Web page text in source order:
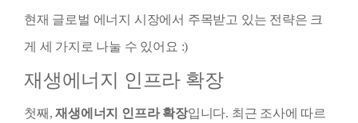
현재 글로벌 에너지 시장에서 주목받고 있는 전략은 크
게 세 가지로 나눌 수 있어요 :)
재생에너지 인프라 확장
첫째,재생에너지 인프라 확장입니다. 최근 조사에 따르